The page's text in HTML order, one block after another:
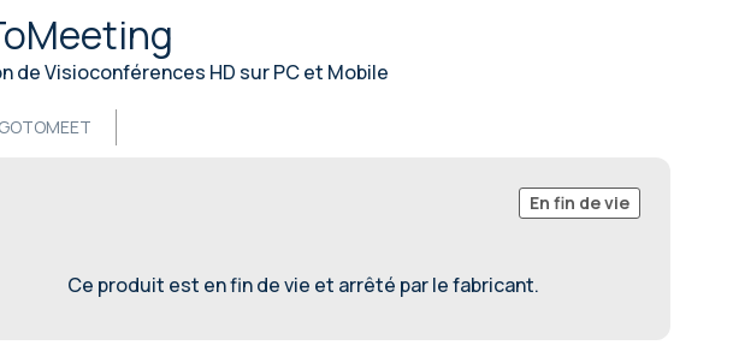
de Visioconférences HD sur PC et Mobile
En fin de vie
Ce produit est en fin de vie et arrêté par le fabricant.